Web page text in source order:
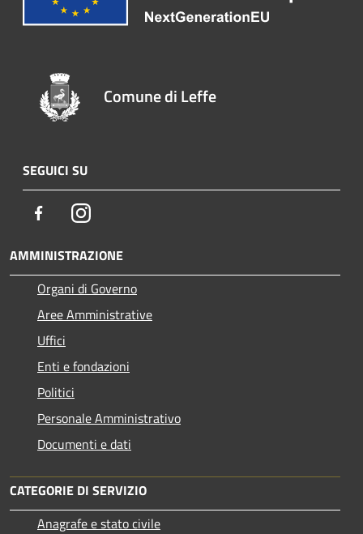
Comune di Leffe
SEGUICI SU
FacebookInstagram
AMMINISTRAZIONE
Organi di Governo
Aree Amministrative
Uffici
Enti e fondazioni
Politici
Personale Amministrativo
Documenti e dati
CATEGORIE DI SERVIZIO
Anagrafe e stato civile